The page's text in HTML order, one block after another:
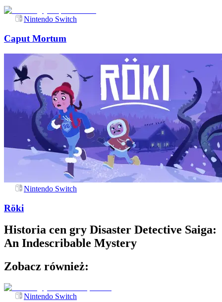
Nintendo Switch
Caput Mortum
Nintendo Switch
Röki
Historia cen gry Disaster Detective Saiga:
An Indescribable Mystery
Zobacz również:
Nintendo Switch